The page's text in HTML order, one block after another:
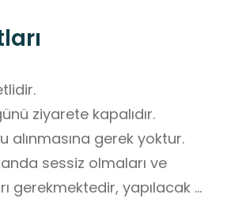
ziyarete kapalıdır.
alınmasına gerek yoktur.
sessiz olmaları ve
gerekmektedir, yapılacak